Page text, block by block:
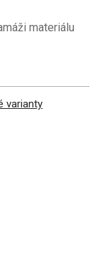
materiálu
varianty